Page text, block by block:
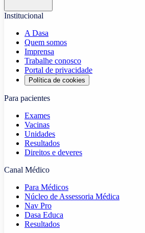
Institucional
A Dasa
Quem somos
Imprensa
Trabalhe conosco
Portal de privacidade
Política de cookies
Para pacientes
Exames
Vacinas
Unidades
Resultados
Direitos e deveres
Canal Médico
Para Médicos
Núcleo de Assessoria Médica
Nav Pro
Dasa Educa
Resultados